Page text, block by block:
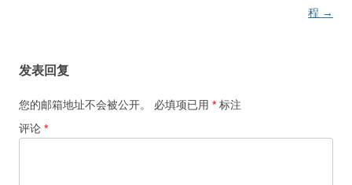
程 →
发表回复
您的邮箱地址不会被公开。 必填项已用 * 标注
评论 *